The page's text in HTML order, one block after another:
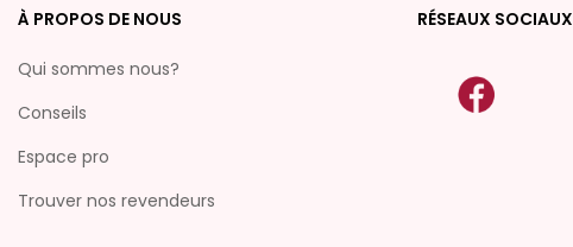
À PROPOS DE NOUS
Qui sommes nous?
Conseils
Espace pro
Trouver nos revendeurs
RÉSEAUX SOCIAUX